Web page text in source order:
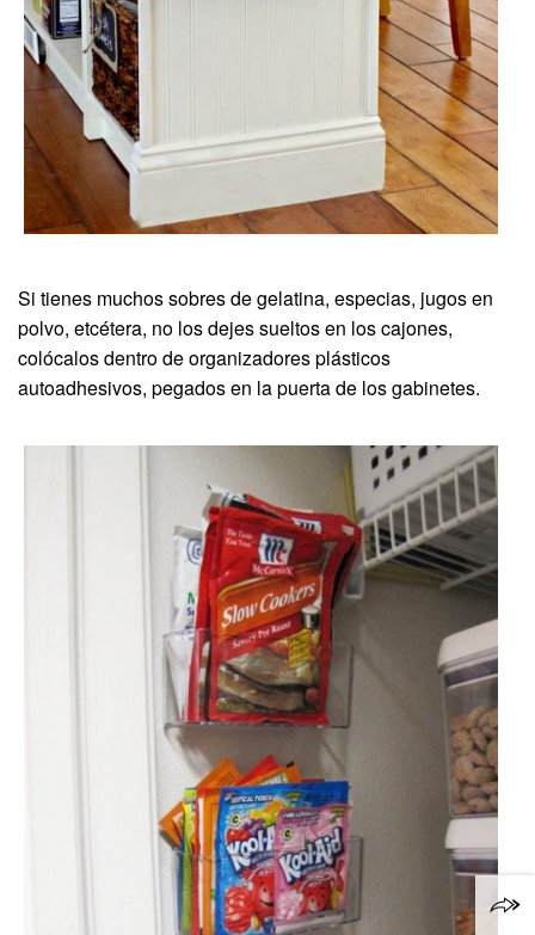
Si tienes muchos sobres de gelatina, especias, jugos en
polvo, etcétera, no los dejes sueltos en los cajones,
colócalos dentro de organizadores plásticos
autoadhesivos, pegados en la puerta de los gabinetes.